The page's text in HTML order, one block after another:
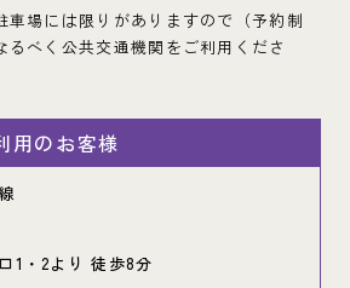
車場には限りがありますので（予約制
るべく公共交通機関をご利用くださ
用のお客様
1・2より 徒歩8分